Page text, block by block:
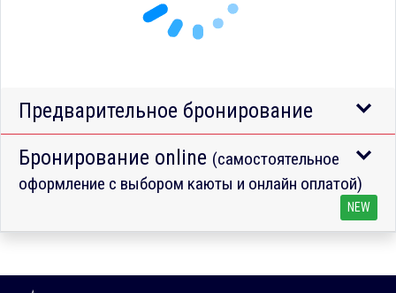
Предварительное бронирование
Бронирование online (самостоятельное
оформление с выбором каюты и онлайн оплатой)
NEW